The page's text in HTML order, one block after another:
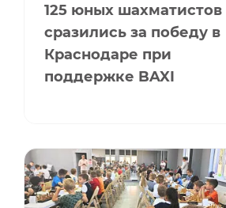
125 юных шахматистов
сразились за победу в
Краснодаре при
поддержке BAXI